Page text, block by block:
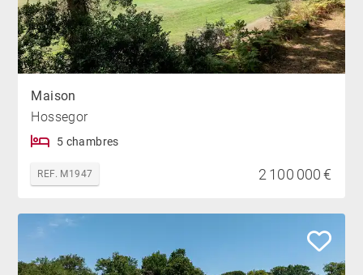
Maison
Hossegor
5 chambres
REF. M1947 2 100 000 €